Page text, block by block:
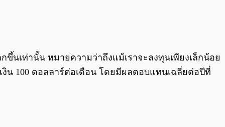
ขึ้นเท่านั้น หมายความว่าถึงแม้เราจะลงทุนเพียงเล็กน้อย
น 100 ดอลลาร์ต่อเดือน โดยมีผลตอบแทนเฉลี่ยต่อปีที่